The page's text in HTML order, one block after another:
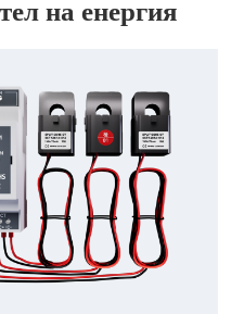
на енергия